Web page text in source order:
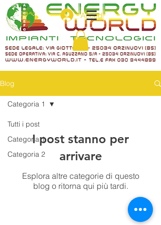
Accedi
Blog
Tutti i post
Categoria 1
Categoria 2
Categoria 1
I post stanno per
arrivare
Esplora altre categorie di questo
blog o ritorna qui più tardi.